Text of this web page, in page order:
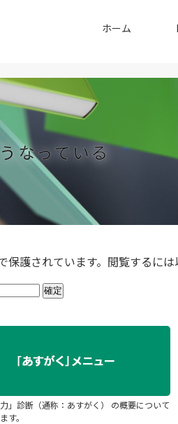
ホーム
なっている
保護されています。閲覧するに
力」診断（通称：あすがく） の概要について
す。